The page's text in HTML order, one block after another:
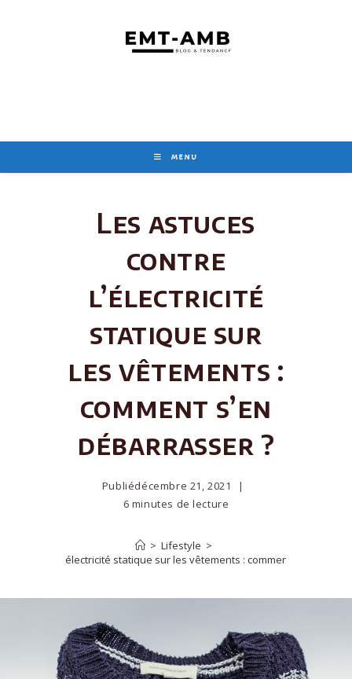
MENU
Les astuces
contre
l’électricité
statique sur
les vêtements :
comment s’en
débarrasser ?
Publiédécembre 21, 2021
6 minutes de lecture
> Lifestyle >
contre l’électricité statique sur les vêtements : comment s’en